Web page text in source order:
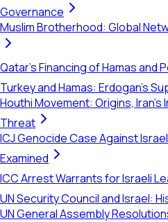
Governance
Muslim Brotherhood: Global
Qatar's Financing of Hamas and
Turkey and Hamas: Erdogan's
Houthi Movement: Origins, Iran's
Threat
ICJ Genocide Case Against
Examined
ICC Arrest Warrants for Israeli
UN Security Council and Israel:
UN General Assembly